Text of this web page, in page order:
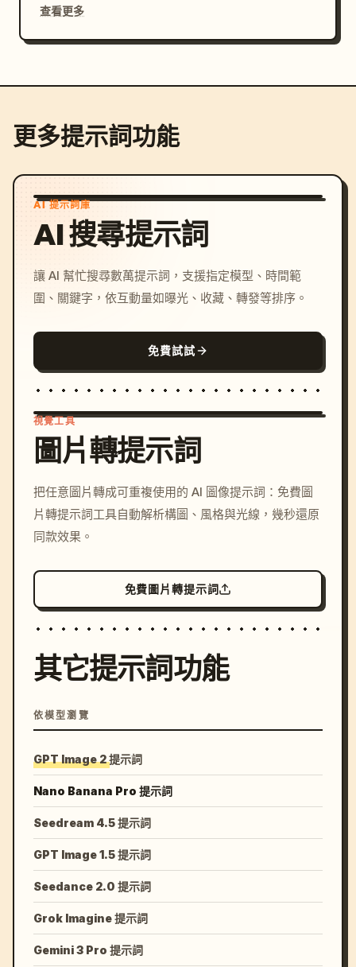
查看更多
更多提示詞功能
AI 提示詞庫
AI 搜尋提示詞
讓 AI 幫忙搜尋數萬提示詞，支援指定模型、時間範
圍、關鍵字，依互動量如曝光、收藏、轉發等排序。
免費試試
c, cyberpunk sunset, neon
colors, 8k --v 6.0
視覺工具
圖片轉提示詞
把任意圖片轉成可重複使用的 AI 圖像提示詞：免費圖
片轉提示詞工具自動解析構圖、風格與光線，幾秒還原
同款效果。
免費圖片轉提示詞
其它提示詞功能
依模型瀏覽
GPT Image 2 提示詞
Nano Banana Pro 提示詞
Seedream 4.5 提示詞
GPT Image 1.5 提示詞
Seedance 2.0 提示詞
Grok Imagine 提示詞
Gemini 3 Pro 提示詞